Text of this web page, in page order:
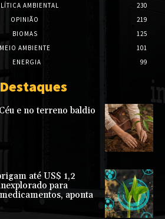
AMBIENTAL
230
OPINIÃO
219
BIOMAS
125
MEIO AMBIENTE
101
ENERGIA
99
Destaques
e no terreno baldio
até US$ 1,2
para
aponta